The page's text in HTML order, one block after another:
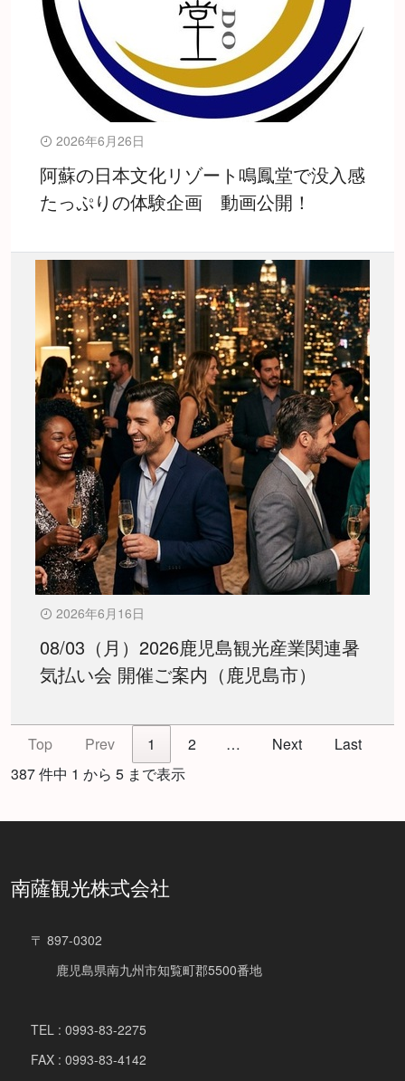
2026年6月26日
阿蘇の日本文化リゾート鳴鳳堂で没入感
たっぷりの体験企画 動画公開！
2026年6月16日
08/03（月）2026鹿児島観光産業関連暑
気払い会 開催ご案内（鹿児島市）
Top Prev 1 2 … Next
Last
387 件中 1 から 5 まで表示
南薩観光株式会社
〒 897-0302
鹿児島県南九州市知覧町郡5500番地
TEL : 0993-83-2275
FAX : 0993-83-4142